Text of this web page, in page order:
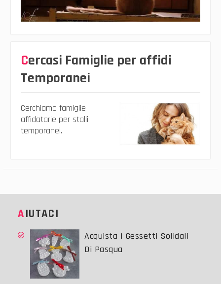
Cercasi Famiglie per affidi
Temporanei
Cerchiamo famiglie
affidatarie per stalli
temporanei.
AIUTACI
Acquista I Gessetti Solidali
Di Pasqua